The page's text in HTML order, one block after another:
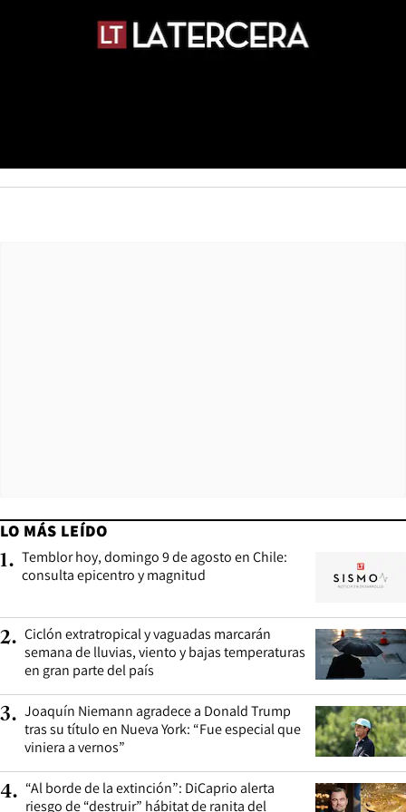
LO MÁS LEÍDO
1. Temblor hoy, domingo 9 de agosto en Chile:
consulta epicentro y magnitud
2. Ciclón extratropical y vaguadas marcarán
semana de lluvias, viento y bajas temperaturas
en gran parte del país
3. Joaquín Niemann agradece a Donald Trump
tras su título en Nueva York: “Fue especial que
viniera a vernos”
4. “Al borde de la extinción”: DiCaprio alerta
riesgo de “destruir” hábitat de ranita del